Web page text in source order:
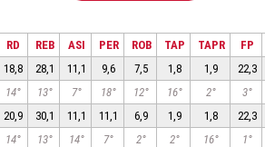
RD REB ASI PER ROB TAP TAPR FP
18,8 28,1 11,1 9,6 7,5 1,8 1,9 22,3
14° 13° 7° 18° 12° 16° 2° 3°
20,9 30,1 11,1 11,1 6,9 1,9 1,8 22,3
14° 13° 14° 7° 2° 2° 16° 1°